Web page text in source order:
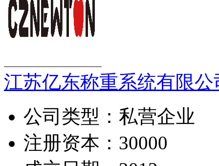
江苏亿东称重系统有限公
公司类型： 私营企业
注册资本： 30000